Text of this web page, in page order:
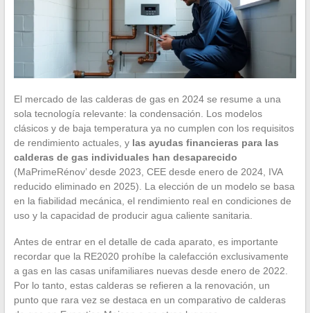
El mercado de las calderas de gas en 2024 se resume a una
sola tecnología relevante: la condensación. Los modelos
clásicos y de baja temperatura ya no cumplen con los requisitos
de rendimiento actuales, y las ayudas financieras para las
calderas de gas individuales han desaparecido
(MaPrimeRénov’ desde 2023, CEE desde enero de 2024, IVA
reducido eliminado en 2025). La elección de un modelo se basa
en la fiabilidad mecánica, el rendimiento real en condiciones de
uso y la capacidad de producir agua caliente sanitaria.
Antes de entrar en el detalle de cada aparato, es importante
recordar que la RE2020 prohíbe la calefacción exclusivamente
a gas en las casas unifamiliares nuevas desde enero de 2022.
Por lo tanto, estas calderas se refieren a la renovación, un
punto que rara vez se destaca en un comparativo de calderas